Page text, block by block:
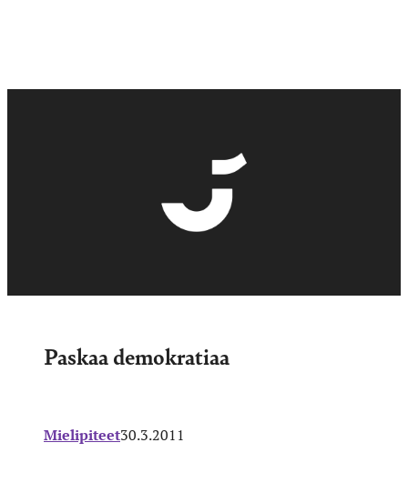
Paskaa demokratiaa
Mielipiteet30.3.2011